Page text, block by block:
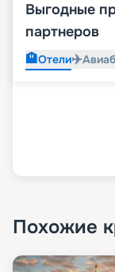
Выгодные
партнеров
🏨Отели✈️
Похожие